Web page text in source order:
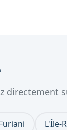
directement
Furiani L'Île-